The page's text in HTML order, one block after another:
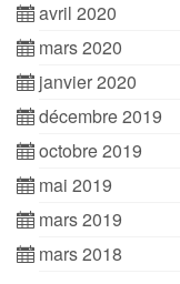
avril 2020
mars 2020
janvier 2020
décembre 2019
octobre 2019
mai 2019
mars 2019
mars 2018